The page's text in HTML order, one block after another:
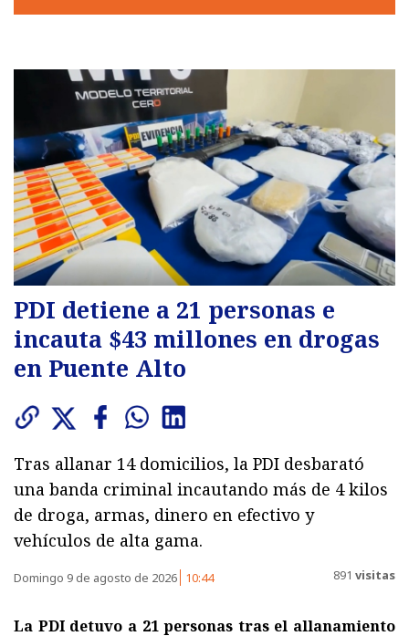
PDI detiene a 21 personas e
incauta $43 millones en drogas
en Puente Alto
Tras allanar 14 domicilios, la PDI desbarató
una banda criminal incautando más de 4 kilos
de droga, armas, dinero en efectivo y
vehículos de alta gama.
Domingo 9 de agosto de 2026 10:44 891 visitas
La PDI detuvo a 21 personas tras el allanamiento